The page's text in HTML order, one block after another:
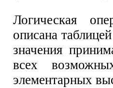
Логическая
описана
значения
всех
элементарных